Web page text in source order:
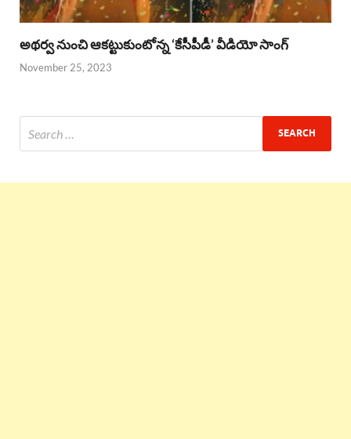
అథర్వ నుంచి ఆకట్టుకుంటోన్న ‘కేసీపీడీ’ వీడియో సాంగ్
November 25, 2023